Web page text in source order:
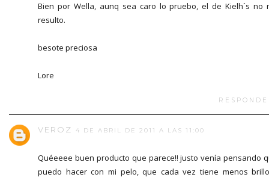
Bien por Wella, aunq sea caro lo pruebo, el de Kielh´s no
resulto.
besote preciosa
Lore
VEROZ 4 DE ABRIL DE 2011 A LAS 11:00
Quéeeee buen producto que parece!! justo venía pensando
puedo hacer con mi pelo, que cada vez tiene menos